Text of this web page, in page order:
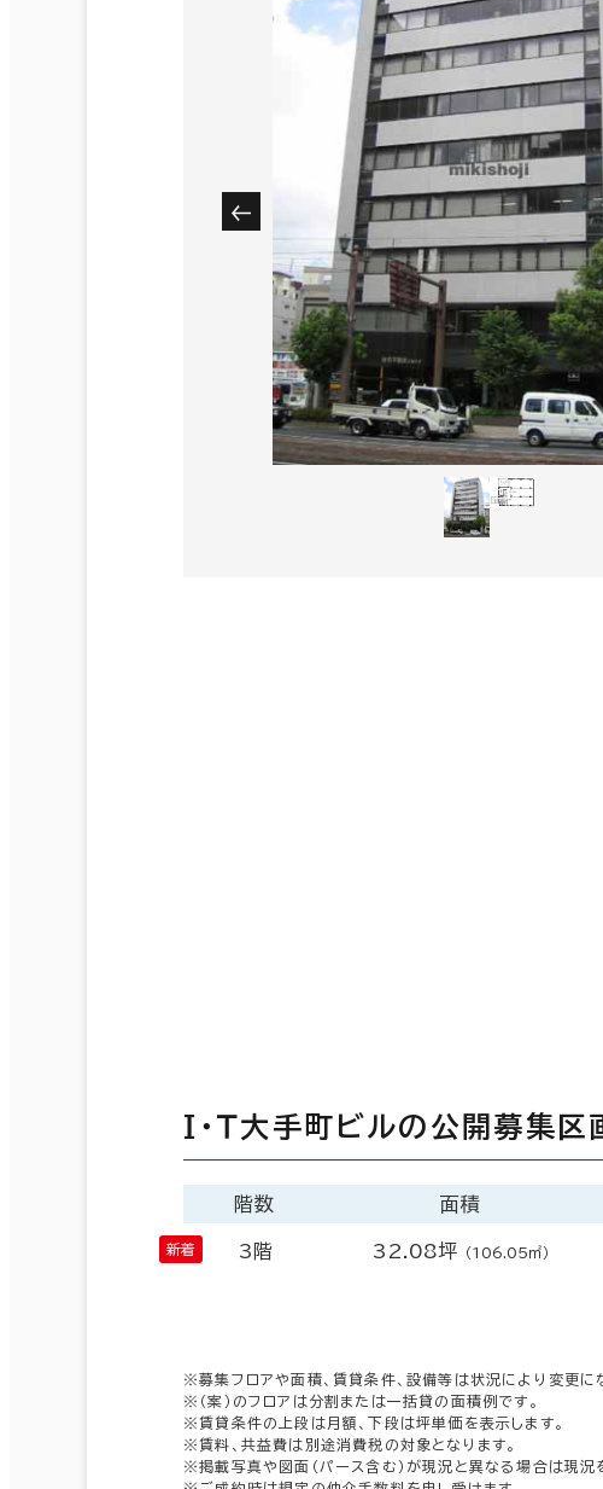
Ｉ・Ｔ大手町ビルの公開募集区
階数 面積
3階 32.08坪 （106.05㎡）
※募集フロアや面積、賃貸条件、設備等は状況により変更に
※（案）のフロアは分割または一括貸の面積例です。
※賃貸条件の上段は月額、下段は坪単価を表示します。
※賃料、共益費は別途消費税の対象となります。
※掲載写真や図面（パース含む）が現況と異なる場合は現況